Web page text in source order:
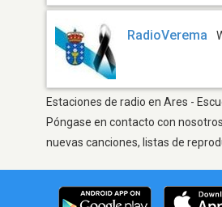
RadioVerema
Estaciones de radio en Ares -
Póngase en contacto con
nuevas canciones, listas de